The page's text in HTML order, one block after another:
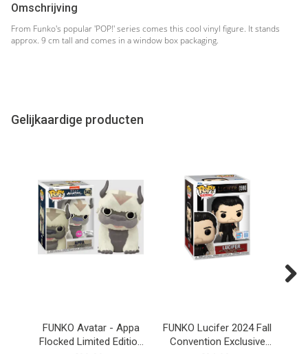
Omschrijving
From Funko's popular 'POP!' series comes this cool vinyl figure. It stands
approx. 9 cm tall and comes in a window box packaging.
Gelijkaardige producten
FUNKO Avatar - Appa
Flocked Limited Edition
FUNKO Lucifer 2024 Fall
Convention Exclusive